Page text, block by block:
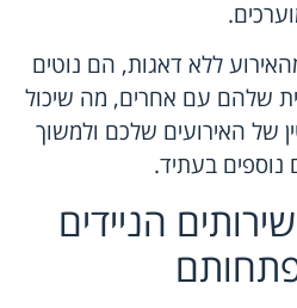
ללא דאגות, הם נוטים
שלהם עם אחרים, מה שיכול
של האירועים שלכם ולמשוך
בעתיד.
הניידים